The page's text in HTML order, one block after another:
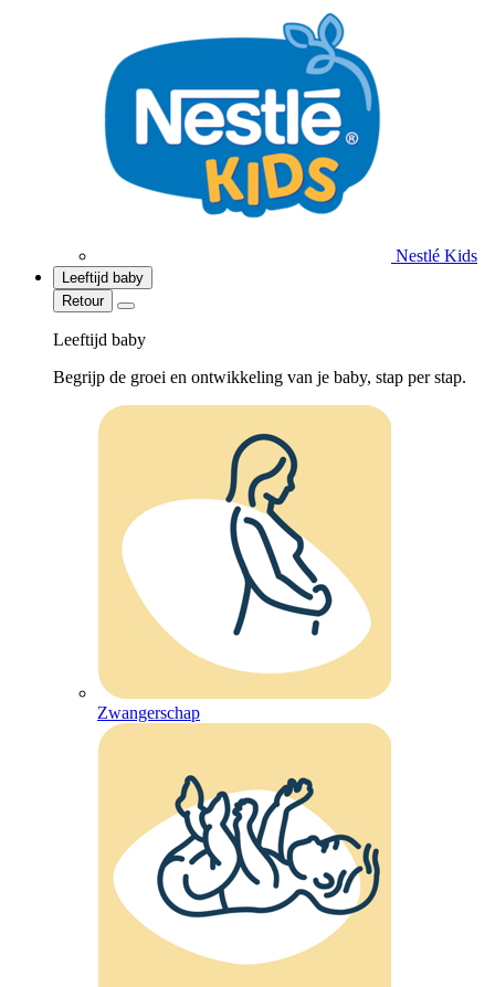
Nestlé Kids
Leeftijd baby
Retour
Leeftijd baby
Begrijp de groei en ontwikkeling van je baby, stap per stap.
Zwangerschap